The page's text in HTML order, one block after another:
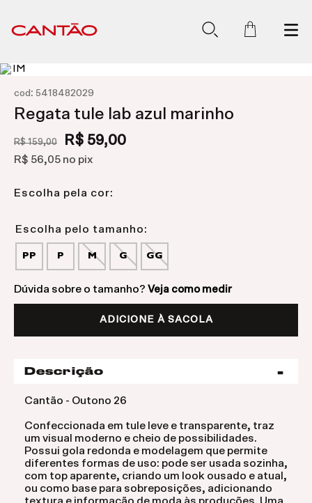
cod : 5418482029
Regata tule lab azul marinho
R$ 159,00 R$ 59,00
R$ 56,05 no pix
Escolha pela cor:
PP P M G GG
Dúvida sobre o tamanho? Veja como medir
ADICIONE À SACOLA
Descrição
Cantão - Outono 26
Confeccionada em tule leve e transparente, traz
um visual moderno e cheio de possibilidades.
Possui gola redonda e modelagem que permite
diferentes formas de uso: pode ser usada sozinha,
com top aparente, criando um look ousado e atual,
ou como base para sobreposições, adicionando